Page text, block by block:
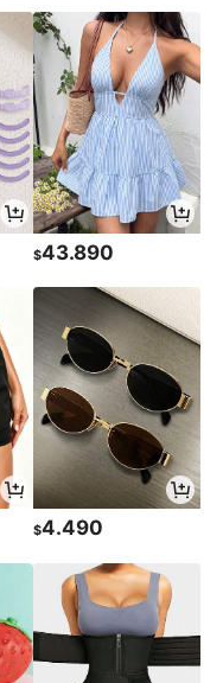
$43.890
$4.490